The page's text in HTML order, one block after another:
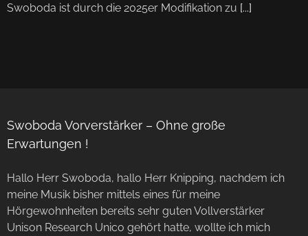
Swoboda ist durch die 2025er Modifikation zu [...]
Swoboda Vorverstärker – Ohne große
Erwartungen !
Hallo Herr Swoboda, hallo Herr Knipping, nachdem ich
meine Musik bisher mittels eines für meine
Hörgewohnheiten bereits sehr guten Vollverstärker
Unison Research Unico gehört hatte, wollte ich mich